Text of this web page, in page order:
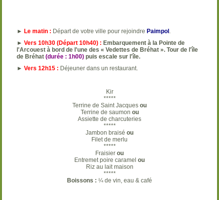
► Le matin : Départ de votre ville pour rejoindre Paimpol .
►Vers 10h30 (Départ 10h40) : Embarquement à la Pointe de
l'Arcouest à bord de l'une des « Vedettes de Bréhat ». Tour de l'île
de Bréhat(durée : 1h00) puis escale sur l'île.
►Vers 12h15 : Déjeuner dans un restaurant.
Kir
*****
Terrine de Saint Jacques ou
Terrine de saumon ou
Assiette de charcuteries
*****
Jambon braisé ou
Filet de merlu
*****
Fraisier ou
Entremet poire caramel ou
Riz au lait maison
*****
Boissons : ¼ de vin, eau & café